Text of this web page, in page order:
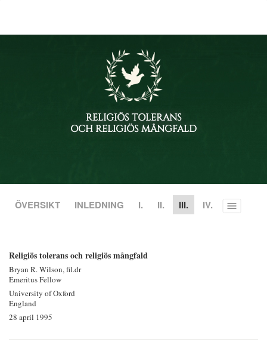
RELIGIÖS TOLERANS
OCH RELIGIÖS MÅNGFALD
ÖVERSIKT INLEDNING I. II. III. IV. Toggle
Religiös tolerans och religiös mångfald
Bryan R. Wilson, fil.dr
Emeritus Fellow
University of Oxford
England
28 april 1995